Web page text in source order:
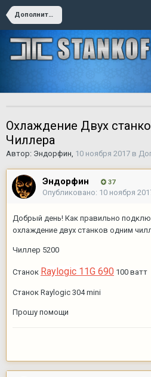
Дополнительное оборудование
Охлаждение Двух
Чиллера
Автор: Эндорфин, 10 ноября 2017 в
Эндорфин 37
Опубликовано: 10 ноября
Добрый день! Как правильно
охлаждение двух станков одним
Чиллер 5200
Станок Raylogic 11G 690 100 ватт
Станок Raylogic 304 mini
Прошу помощи